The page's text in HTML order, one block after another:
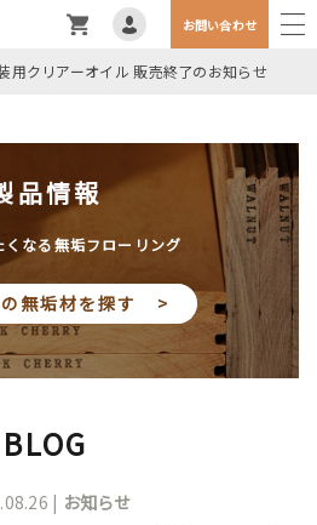
お問い合わせ
用クリアーオイル 販売終了のお知らせ
品情報
くなる無垢フローリング
の無垢材を探す >
BLOG
| お知らせ